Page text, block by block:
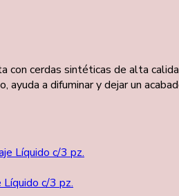
con cerdas sintéticas de alta
a difuminar y dejar un
c/3 pz.